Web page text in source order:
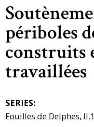
périboles
construits
travaillées
SERIES:
Fouilles de Delphes,